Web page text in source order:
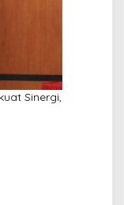
Sinergi,